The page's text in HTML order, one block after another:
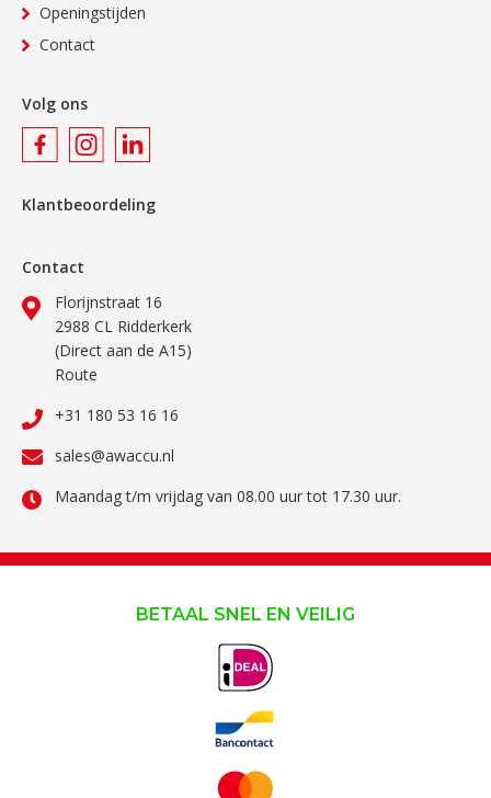
Openingstijden
Contact
Volg ons
Klantbeoordeling
Contact
Florijnstraat 16
2988 CL Ridderkerk
(Direct aan de A15)
Route
+31 180 53 16 16
sales@awaccu.nl
Maandag t/m vrijdag van 08.00 uur tot 17.30 uur.
BETAAL SNEL EN VEILIG